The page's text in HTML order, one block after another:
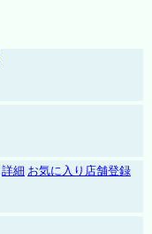
詳細 お気に入り店舗登録